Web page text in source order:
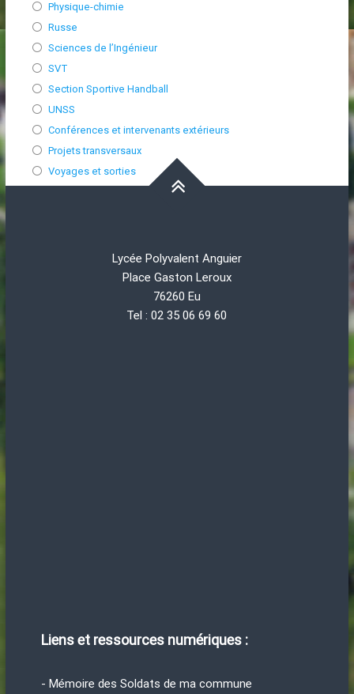
Physique-chimie
Russe
Sciences de l’Ingénieur
SVT
Section Sportive Handball
UNSS
Conférences et intervenants extérieurs
Projets transversaux
Voyages et sorties
Lycée Polyvalent Anguier
Place Gaston Leroux
76260 Eu
Tel : 02 35 06 69 60
Liens et ressources numériques :
- Mémoire des Soldats de ma commune